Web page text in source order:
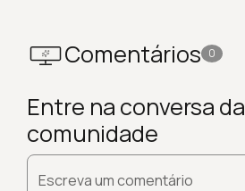
Comentários 0
Entre na conversa da
comunidade
Escreva um comentário